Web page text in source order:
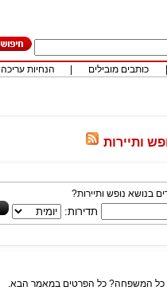
כותבים מובילים הנחיות עריכה
ותיירות
בנושא נופש ותיירות?
תדירות:
כל המשפחה? כל הפרטים במאמר הבא.